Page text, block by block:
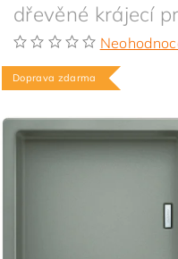
dřevěné krájecí
Doprava zdarma